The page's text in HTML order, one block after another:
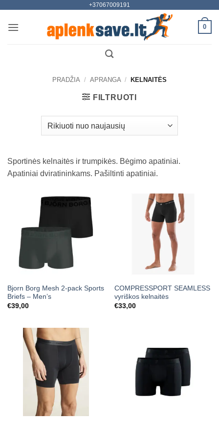
content
+37067009191
0
PRADŽIA / APRANGA / KELNAITĖS
FILTRUOTI
Sportinės kelnaitės ir trumpikės. Bėgimo apatiniai.
Apatiniai dviratininkams. Pašiltinti apatiniai.
Bjorn Borg Mesh 2-pack Sports
Briefs – Men’s
€39,00
COMPRESSPORT SEAMLESS
vyriškos kelnaitės
€33,00